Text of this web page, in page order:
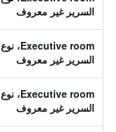
السرير غير معروف
Executive room، نوع
السرير غير معروف
Executive room، نوع
السرير غير معروف